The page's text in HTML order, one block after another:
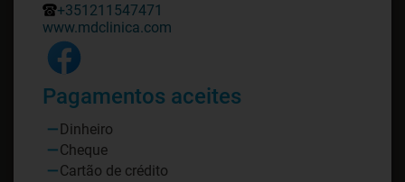
+351211547471
www.mdclinica.com
Pagamentos aceites
Dinheiro
Cheque
Cartão de crédito